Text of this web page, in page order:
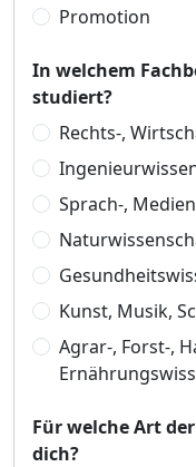
Promotion
In welchem
studiert?
Rechts-,
Sprach-,
Kunst, Musik,
Agrar-, Forst-,
Für welche Art
dich?